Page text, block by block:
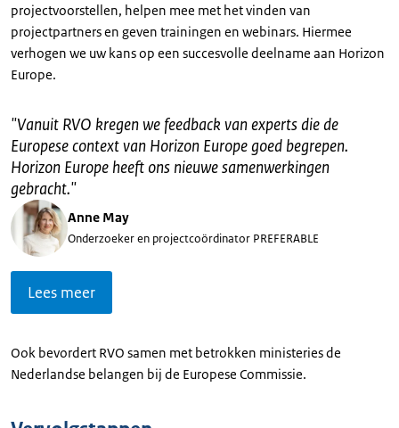
projectvoorstellen, helpen mee met het vinden van
projectpartners en geven trainingen en webinars. Hiermee
verhogen we uw kans op een succesvolle deelname aan Horizon
Europe.
"Vanuit RVO kregen we feedback van experts die de
Europese context van Horizon Europe goed begrepen.
Horizon Europe heeft ons nieuwe samenwerkingen
gebracht."
Anne May
Onderzoeker en projectcoördinator PREFERABLE
Lees meer
Ook bevordert RVO samen met betrokken ministeries de
Nederlandse belangen bij de Europese Commissie.